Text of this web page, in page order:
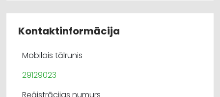
Kontaktinformācija
Mobilais tālrunis
29129023